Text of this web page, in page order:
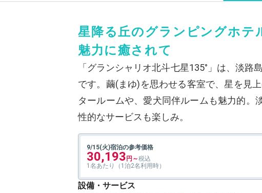
星降る丘のグランピングホテ
魅力に癒されて
「グランシャリオ北斗七星135°」は、淡
です。繭(まゆ)を思わせる客室で、星を見
タールームや、愛犬同伴ルームも魅力的。
性的なサービスも楽しみ。
9/15(火)宿泊の参考価格
30,193
1名あたり（1泊2名利用時）
設備・サービス